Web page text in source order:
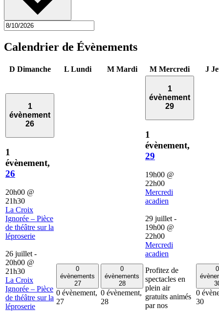
Calendrier de Évènements
D Dimanche L Lundi M Mardi M Mercredi J
1
évènement
26
1
évènement,
26
20h00 @
21h30
La Croix
Ignorée – Pièce
de théâtre sur la
léproserie
26 juillet -
20h00 @
21h30
La Croix
Ignorée – Pièce
de théâtre sur la
léproserie
0
évènements
27
0 évènement,
27
0
évènements
28
0 évènement,
28
1
évènement
29
1
évènement,
29
19h00 @
22h00
Mercredi
acadien
29 juillet -
19h00 @
22h00
Mercredi
acadien
Profitez de
spectacles en
plein air
gratuits animés
par nos
0
0
30